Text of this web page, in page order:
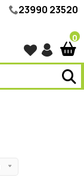
23990 23520
0